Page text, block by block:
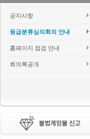
공지사항
등급분류심의회의 안내
홈페이지 점검 안내
회의록공개